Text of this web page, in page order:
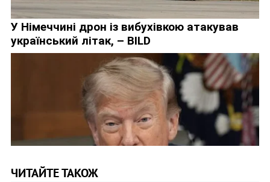
ЧИТАЙТЕ ТАКОЖ